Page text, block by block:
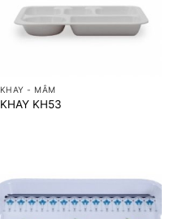
KHAY - MÂM
KHAY KH53